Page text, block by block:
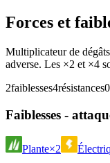
Forces et
Multiplicateur de
adverse. Les ×2 et ×4
2faiblesses4résistances0
Faiblesses -
Plante×2